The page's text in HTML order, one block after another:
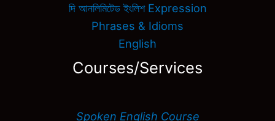
দি আনলিমিটেড ইংলিশ Expression
Phrases & Idioms
English
Courses/Services
Spoken English Course